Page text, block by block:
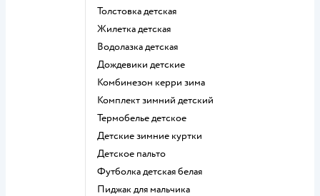
Толстовка детская
Жилетка детская
Водолазка детская
Дождевики детские
Комбинезон керри зима
Комплект зимний детский
Термобелье детское
Детские зимние куртки
Детское пальто
Футболка детская белая
Пиджак для мальчика